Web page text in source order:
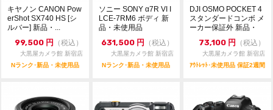
キヤノン CANON Pow
erShot SX740 HS [シ
ルバー] 新品・...
99,500 円 （税込）
大黒屋カメラ館 新宿店
Nランク･新品・未使用品
ソニー SONY α7R VI I
LCE-7RM6 ボディ 新
品・未使用品
631,500 円 （税込）
大黒屋カメラ館 新宿店
Nランク･新品・未使用品
DJI OSMO POCKET 4
スタンダードコンボ メ
ーカー保証外 新品・
73,100 円 （税込）
大黒屋カメラ館 新宿店
ｱｳﾄﾚｯﾄ･未使用品 保証2週間